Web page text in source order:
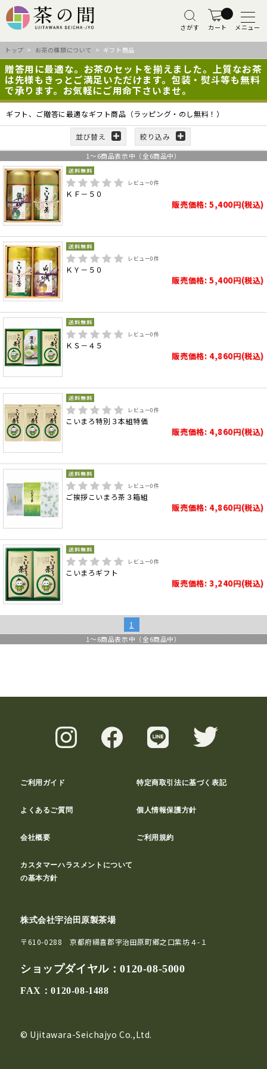
さがす カート メニュー
トップ > お茶の種類について > ギフト商品
贈答用に最適な。お茶のセットを揃えました。上質なお茶
は先様もきっとご満足いただけます。包装・熨斗等も無料
で承ります。お気軽にご用命下さいませ。
ギフト、ご贈答に最適なギフト商品（ラッピング・のし無料！）
並び替え 絞り込み
1 ～6商品表示中（全6商品中）
レビュー0件
ＫＦ－５０
販売価格: 5,400円(税込)
レビュー0件
ＫＹ－５０
販売価格: 5,400円(税込)
レビュー0件
ＫＳ－４５
販売価格: 4,860円(税込)
レビュー0件
こいまろ特別３本組特価
販売価格: 4,860円(税込)
レビュー0件
ご挨拶こいまろ茶３箱組
販売価格: 4,860円(税込)
レビュー0件
こいまろギフト
販売価格: 3,240円(税込)
1
1 ～6商品表示中（全6商品中）
ご利用ガイド 特定商取引法に基づく表記
よくあるご質問 個人情報保護方針
会社概要 ご利用規約
カスタマーハラスメントについて
の基本方針
株式会社宇治田原製茶場
〒610-0288 京都府綴喜郡宇治田原町郷之口紫坊４-１
ショップダイヤル：0120-08-5000
FAX：0120-08-1488
© Ujitawara-Seichajyo Co.,Ltd.